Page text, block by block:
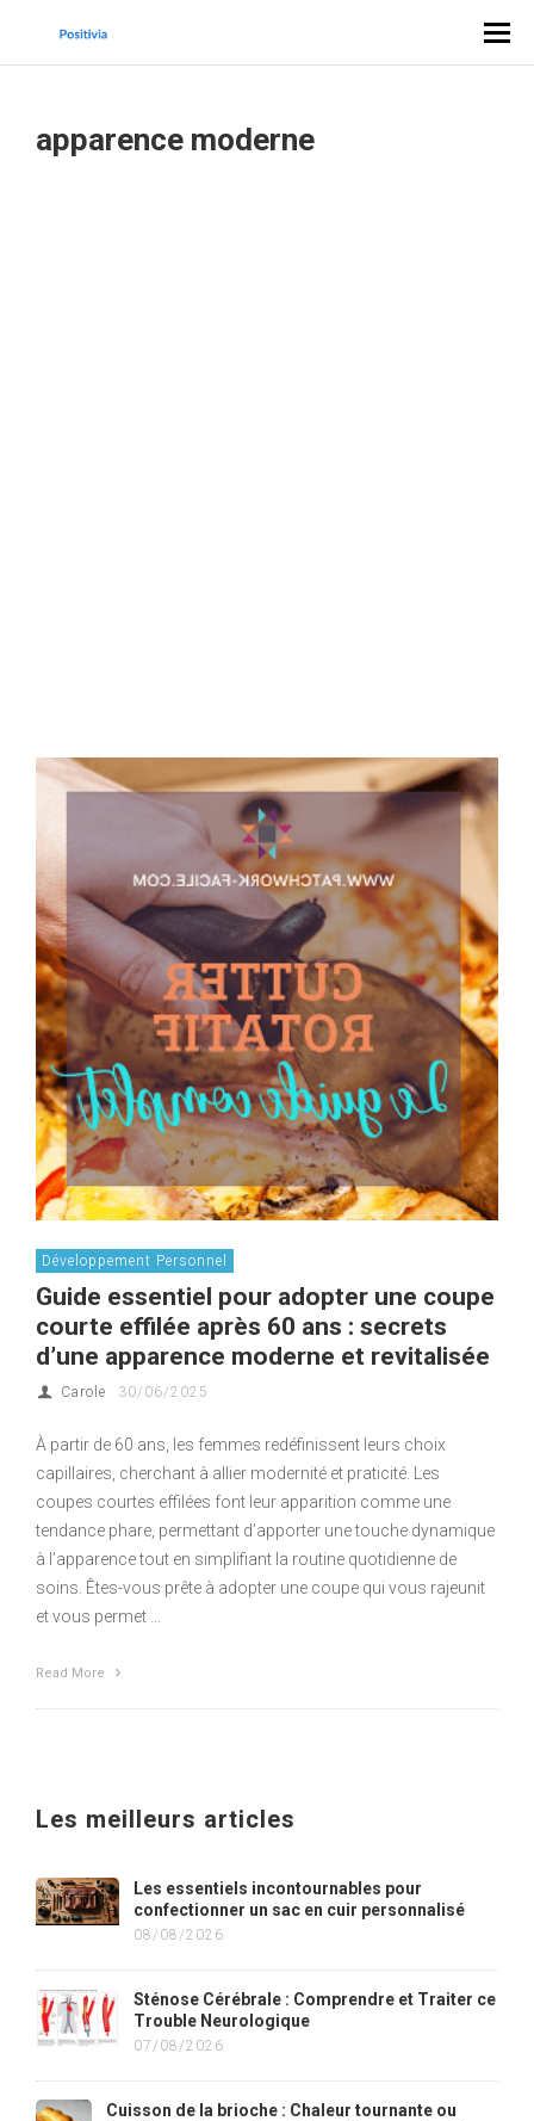
apparence moderne
Développement Personnel
Guide essentiel pour adopter une coupe
courte effilée après 60 ans : secrets
d’une apparence moderne et revitalisée
Carole 30/06/2025
À partir de 60 ans, les femmes redéfinissent leurs choix
capillaires, cherchant à allier modernité et praticité. Les
coupes courtes effilées font leur apparition comme une
tendance phare, permettant d’apporter une touche dynamique
à l’apparence tout en simplifiant la routine quotidienne de
soins. Êtes-vous prête à adopter une coupe qui vous rajeunit
et vous permet …
Read More
Les meilleurs articles
Les essentiels incontournables pour
confectionner un sac en cuir personnalisé
08/08/2026
Sténose Cérébrale : Comprendre et Traiter ce
Trouble Neurologique
07/08/2026
Cuisson de la brioche : Chaleur tournante ou